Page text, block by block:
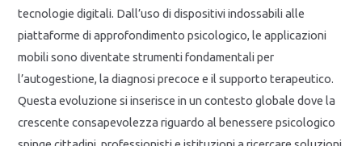
tecnologie digitali. Dall’uso di dispositivi indossabili alle
piattaforme di approfondimento psicologico, le applicazioni
mobili sono diventate strumenti fondamentali per
l’autogestione, la diagnosi precoce e il supporto terapeutico.
Questa evoluzione si inserisce in un contesto globale dove la
crescente consapevolezza riguardo al benessere psicologico